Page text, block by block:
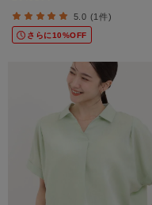
5.0 (1件)
さらに10%OFF